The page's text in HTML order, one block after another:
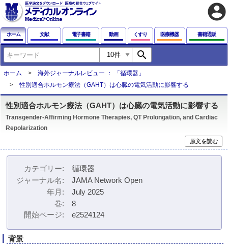
account_circle
ホーム 文献 電子書籍 動画 くすり 医療機器 書籍通販
search
ホーム
海外ジャーナルレビュー ： 「循環器」
性別適合ホルモン療法（GAHT）は心臓の電気活動に影響する
性別適合ホルモン療法（GAHT）は心臓の電気活動に影響する
Transgender-Affirming Hormone Therapies, QT Prolongation, and Cardiac
Repolarization
原文を読む
カテゴリー
循環器
ジャーナル名
JAMA Network Open
年月
July 2025
巻
8
開始ページ
e2524124
背景